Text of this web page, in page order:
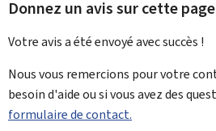
Donnez un avis sur cette page
Votre avis a été envoyé avecsuccès !
Nous vous remercions pour votre
besoin d'aide ou si vous avez des
formulaire de contact.